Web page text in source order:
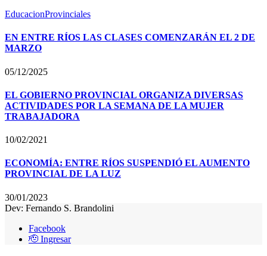
EducacionProvinciales
EN ENTRE RÍOS LAS CLASES COMENZARÁN EL 2 DE
MARZO
05/12/2025
EL GOBIERNO PROVINCIAL ORGANIZA DIVERSAS
ACTIVIDADES POR LA SEMANA DE LA MUJER
TRABAJADORA
10/02/2021
ECONOMÍA: ENTRE RÍOS SUSPENDIÓ EL AUMENTO
PROVINCIAL DE LA LUZ
30/01/2023
Dev: Fernando S. Brandolini
Facebook
🫡 Ingresar